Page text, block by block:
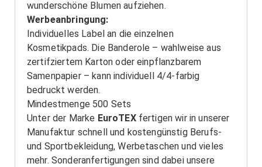
wunderschöne Blumen aufziehen.
Werbeanbringung:
Individuelles Label an die einzelnen
Kosmetikpads. Die Banderole – wahlweise aus
zertifziertem Karton oder einpflanzbarem
Samenpapier – kann individuell 4/4-farbig
bedruckt werden.
Mindestmenge 500 Sets
Unter der Marke EuroTEX fertigen wir in unserer
Manufaktur schnell und kostengünstig Berufs-
und Sportbekleidung, Werbetaschen und vieles
mehr. Sonderanfertigungen sind dabei unsere